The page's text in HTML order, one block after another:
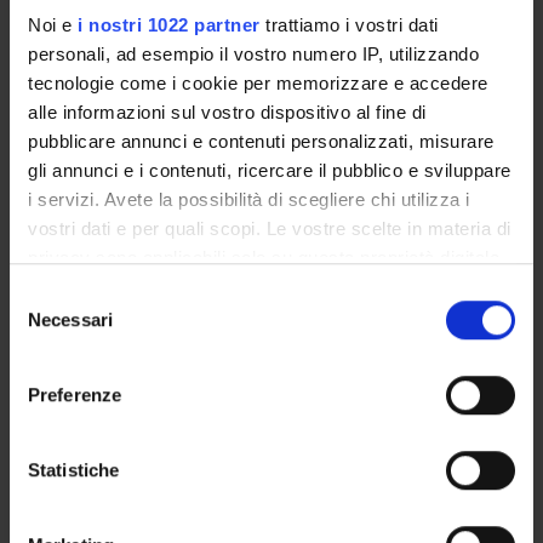
Noi e i nostri 1022 partner trattiamo i vostri dati
personali, ad esempio il vostro numero IP, utilizzando
tecnologie come i cookie per memorizzare e accedere
alle informazioni sul vostro dispositivo al fine di
pubblicare annunci e contenuti personalizzati, misurare
gli annunci e i contenuti, ricercare il pubblico e sviluppare
i servizi. Avete la possibilità di scegliere chi utilizza i
vostri dati e per quali scopi. Le vostre scelte in materia di
modificare o revocare il proprio consenso in qualsiasi
momento dalla Dichiarazione sui cookie o facendo clic
raccogliere informazioni sulla tua posizione
geografica, con un'approssimazione di qualche
delNecessari
Preferenze
Statistiche
Operational unit Science and Engineering Teaching and
Student Services Unit
Location
VERONA
Main Department
Computer Science
Macro area
Natural Sciences and Engineering
Academic Calendar
Lesson timetable
Notices